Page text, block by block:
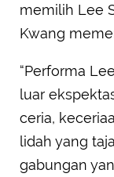
memilih Lee
Kwang
“Performa
luar
ceria,
lidah yang
gabungan